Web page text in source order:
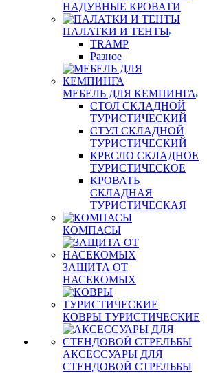
НАДУВНЫЕ КРОВАТИ
ПАЛАТКИ И ТЕНТЫ
TRAMP
Разное
МЕБЕЛЬ ДЛЯ КЕМПИНГА
СТОЛ СКЛАДНОЙ
ТУРИСТИЧЕСКИЙ
СТУЛ СКЛАДНОЙ
ТУРИСТИЧЕСКИЙ
КРЕСЛО СКЛАДНОЕ
ТУРИСТИЧЕСКОЕ
КРОВАТЬ
СКЛАДНАЯ
ТУРИСТИЧЕСКАЯ
КОМПАСЫ
ЗАЩИТА ОТ
НАСЕКОМЫХ
КОВРЫ ТУРИСТИЧЕСКИЕ
АКСЕССУАРЫ ДЛЯ
СТЕНДОВОЙ СТРЕЛЬБЫ